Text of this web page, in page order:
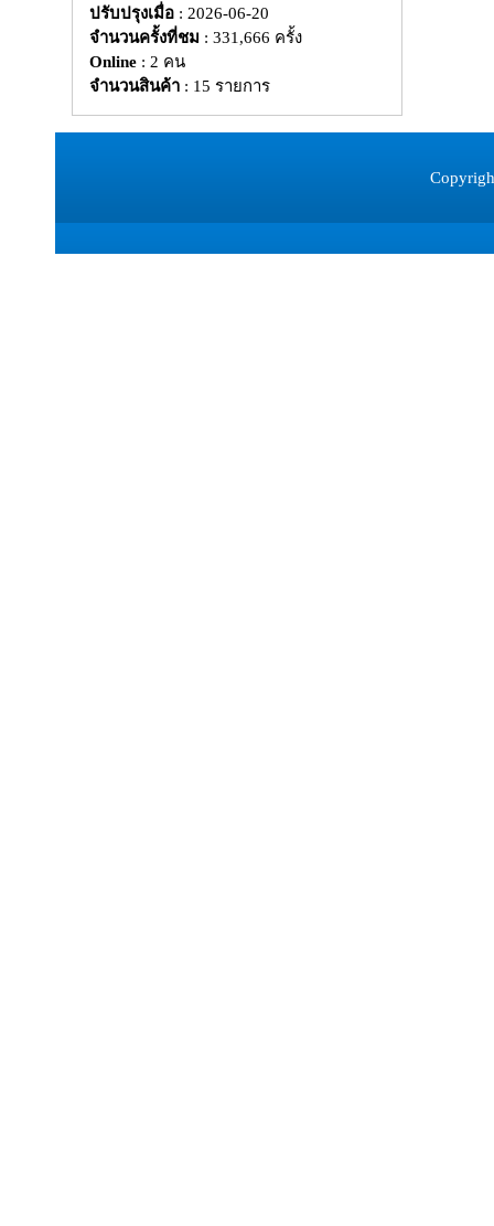
ปรับปรุงเมื่อ : 2026-06-20
จำนวนครั้งที่ชม : 331,666 ครั้ง
Online : 2 คน
จำนวนสินค้า : 15 รายการ